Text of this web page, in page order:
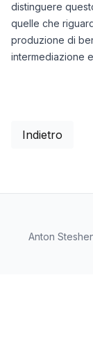
distinguere
quelle che
produzione di
intermediazione
Indietro
Anton